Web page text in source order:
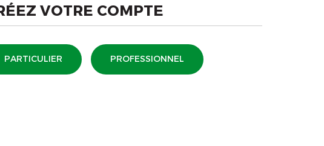
VOTRE COMPTE
PARTICULIER PROFESSIONNEL